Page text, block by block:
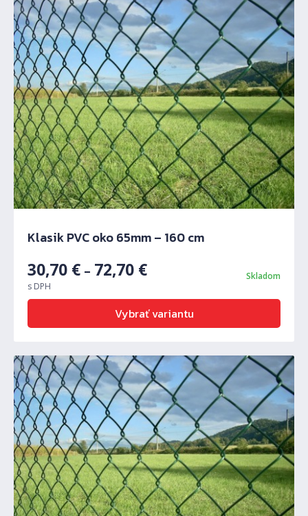
Klasik PVC oko 65mm – 160 cm
30,70 € – 72,70 €
s DPH
Skladom
Vybrať variantu